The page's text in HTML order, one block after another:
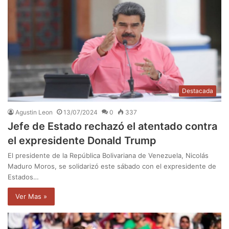
Destacada
Agustin Leon 13/07/2024 0 337
Jefe de Estado rechazó el atentado contra
el expresidente Donald Trump
El presidente de la República Bolivariana de Venezuela, Nicolás
Maduro Moros, se solidarizó este sábado con el expresidente de
Estados…
Ver Mas »